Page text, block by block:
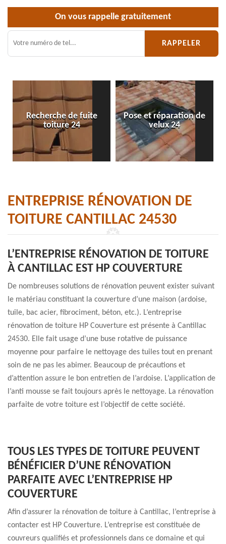
On vous rappelle gratuitement
Recherche de fuite
toiture 24
Pose et réparation de
velux 24
ENTREPRISE RÉNOVATION DE
TOITURE CANTILLAC 24530
L’ENTREPRISE RÉNOVATION DE TOITURE
À CANTILLAC EST HP COUVERTURE
De nombreuses solutions de rénovation peuvent exister suivant
le matériau constituant la couverture d’une maison (ardoise,
tuile, bac acier, fibrociment, béton, etc.). L’entreprise
rénovation de toiture HP Couverture est présente à Cantillac
24530. Elle fait usage d’une buse rotative de puissance
moyenne pour parfaire le nettoyage des tuiles tout en prenant
soin de ne pas les abimer. Beaucoup de précautions et
d’attention assure le bon entretien de l’ardoise. L’application de
l’anti mousse se fait toujours après le nettoyage. La rénovation
parfaite de votre toiture est l’objectif de cette société.
TOUS LES TYPES DE TOITURE PEUVENT
BÉNÉFICIER D’UNE RÉNOVATION
PARFAITE AVEC L’ENTREPRISE HP
COUVERTURE
Afin d’assurer la rénovation de toiture à Cantillac, l’entreprise à
contacter est HP Couverture. L’entreprise est constituée de
couvreurs qualifiés et professionnels dans ce domaine et qui